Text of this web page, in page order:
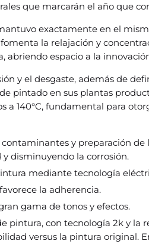
que marcarán el año que
exactamente en el
la relajación y
abriendo espacio a la
y el desgaste, además de
pintado en sus plantas
140°C, fundamental para
y preparación de
disminuyendo la corrosión.
mediante tecnología
la adherencia.
gama de tonos y efectos.
pintura, con tecnología 2k y la
versus la pintura original.